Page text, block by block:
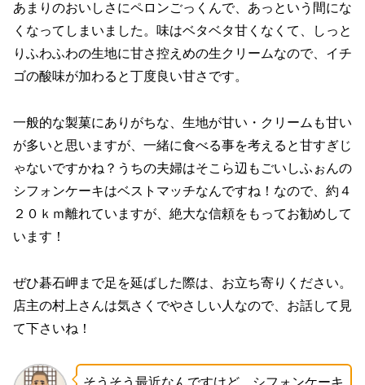
あまりのおいしさにペロンごっくんで、あっという間にな
くなってしまいました。味はベタベタ甘くなくて、しっと
りふわふわの生地に甘さ控えめの生クリームなので、イチ
ゴの酸味が加わると丁度良い甘さです。
一般的な製菓にありがちな、生地が甘い・クリームも甘い
が多いと思いますが、一緒に食べる事を考えると甘すぎじ
ゃないですかね？うちの夫婦はそこら辺もごいしふぉんの
シフォンケーキはベストマッチなんですね！なので、約４
２０ｋｍ離れていますが、絶大な信頼をもってお勧めして
います！
ぜひ碁石岬まで足を延ばした際は、お立ち寄りください。
店主の村上さんは気さくでやさしい人なので、お話して見
て下さいね！
そうそう最近なんですけど、シフォンケーキ